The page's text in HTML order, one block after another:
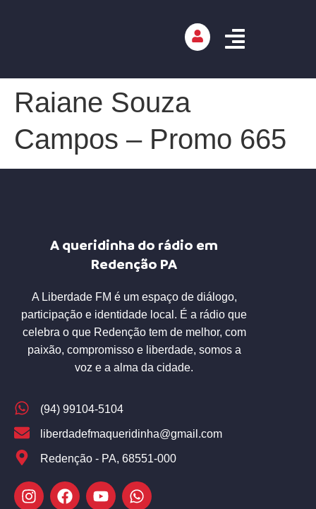
Raiane Souza
Campos – Promo 665
A queridinha do rádio em
Redenção PA
A Liberdade FM é um espaço de diálogo,
participação e identidade local. É a rádio que
celebra o que Redenção tem de melhor, com
paixão, compromisso e liberdade, somos a
voz e a alma da cidade.
(94) 99104-5104
liberdadefmaqueridinha@gmail.com
Redenção - PA, 68551-000